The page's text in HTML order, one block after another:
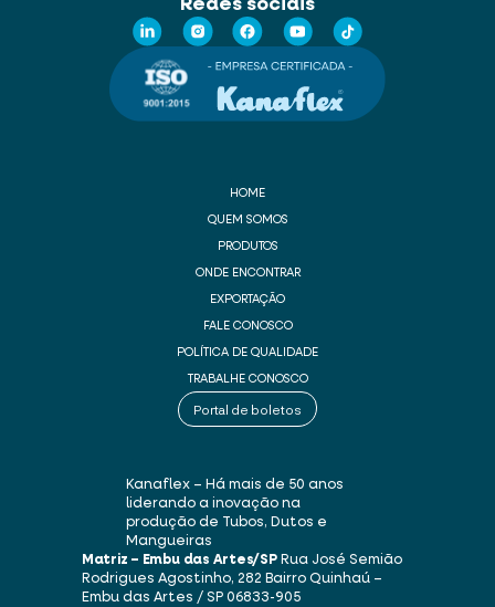
HOME
QUEM SOMOS
PRODUTOS
ONDE ENCONTRAR
EXPORTAÇÃO
FALE CONOSCO
POLÍTICA DE QUALIDADE
TRABALHE CONOSCO
Portal de boletos
Kanaflex – Há mais de 50 anos
liderando a inovação na
produção de Tubos, Dutos e
Mangueiras
Matriz – Embu das Artes/SPRua José Semião
Rodrigues Agostinho, 282 Bairro Quinhaú –
Embu das Artes / SP06833-905